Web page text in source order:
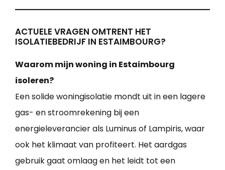
ACTUELE VRAGEN OMTRENT HET
ISOLATIEBEDRIJF IN ESTAIMBOURG?
Waarom mijn woning in Estaimbourg
isoleren?
Een solide woningisolatie mondt uit in een lagere
gas- en stroomrekening bij een
energieleverancier als Luminus of Lampiris, waar
ook het klimaat van profiteert. Het aardgas
gebruik gaat omlaag en het leidt tot een